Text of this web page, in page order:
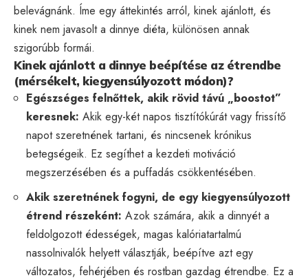
belevágnánk. Íme egy áttekintés arról, kinek ajánlott, és
kinek nem javasolt a dinnye diéta, különösen annak
szigorúbb formái.
Kinek ajánlott a dinnye beépítése az étrendbe
(mérsékelt, kiegyensúlyozott módon)?
Egészséges felnőttek, akik rövid távú „boostot”
keresnek: Akik egy-két napos tisztítókúrát vagy frissítő
napot szeretnének tartani, és nincsenek krónikus
betegségeik. Ez segíthet a kezdeti motiváció
megszerzésében és a puffadás csökkentésében.
Akik szeretnének fogyni, de egy kiegyensúlyozott
étrend részeként: Azok számára, akik a dinnyét a
feldolgozott édességek, magas kalóriatartalmú
nassolnivalók helyett választják, beépítve azt egy
változatos, fehérjében és rostban gazdag étrendbe. Ez a